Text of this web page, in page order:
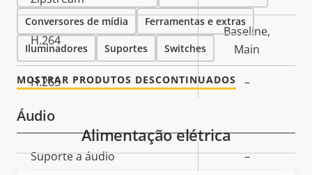
da
propriedade
Valor da
propriedade
H.264
Baseline,
Main
H.265 –
Áudio
Descrição
Suporte a áudio –
Conversores de mídia Ferramentas e extras
Iluminadores Suportes Switches
MOSTRAR PRODUTOS DESCONTINUADOS
Alimentação elétrica